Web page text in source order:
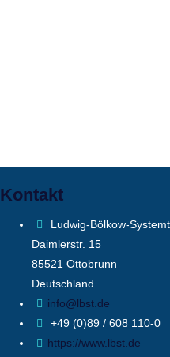
Kontakt
Ludwig-Bölkow-
Daimlerstr. 15
85521 Ottobrunn
Deutschland
info@lbst.de
+49 (0)89 / 608 110-0
https://www.lbst.de